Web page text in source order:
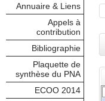
Annuaire & Liens
Appels à
contribution
Bibliographie
Plaquette de
synthèse du PNA
ECOO 2014